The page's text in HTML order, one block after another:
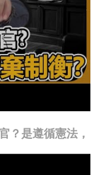
？是遵循憲法，